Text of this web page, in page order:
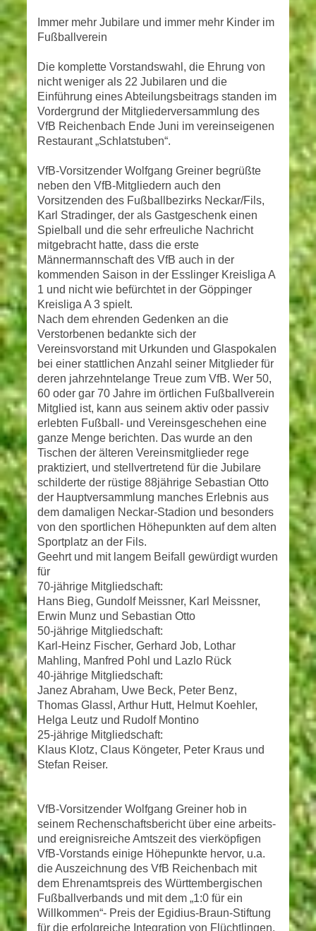
Immer mehr Jubilare und immer mehr Kinder im
Fußballverein
Die komplette Vorstandswahl, die Ehrung von
nicht weniger als 22 Jubilaren und die
Einführung eines Abteilungsbeitrags standen im
Vordergrund der Mitgliederversammlung des
VfB Reichenbach Ende Juni im vereinseigenen
Restaurant „Schlatstuben“.
VfB-Vorsitzender Wolfgang Greiner begrüßte
neben den VfB-Mitgliedern auch den
Vorsitzenden des Fußballbezirks Neckar/Fils,
Karl Stradinger, der als Gastgeschenk einen
Spielball und die sehr erfreuliche Nachricht
mitgebracht hatte, dass die erste
Männermannschaft des VfB auch in der
kommenden Saison in der Esslinger Kreisliga A
1 und nicht wie befürchtet in der Göppinger
Kreisliga A 3 spielt.
Nach dem ehrenden Gedenken an die
Verstorbenen bedankte sich der
Vereinsvorstand mit Urkunden und Glaspokalen
bei einer stattlichen Anzahl seiner Mitglieder für
deren jahrzehntelange Treue zum VfB. Wer 50,
60 oder gar 70 Jahre im örtlichen Fußballverein
Mitglied ist, kann aus seinem aktiv oder passiv
erlebten Fußball- und Vereinsgeschehen eine
ganze Menge berichten. Das wurde an den
Tischen der älteren Vereinsmitglieder rege
praktiziert, und stellvertretend für die Jubilare
schilderte der rüstige 88jährige Sebastian Otto
der Hauptversammlung manches Erlebnis aus
dem damaligen Neckar-Stadion und besonders
von den sportlichen Höhepunkten auf dem alten
Sportplatz an der Fils.
Geehrt und mit langem Beifall gewürdigt wurden
für
70-jährige Mitgliedschaft:
Hans Bieg, Gundolf Meissner, Karl Meissner,
Erwin Munz und Sebastian Otto
50-jährige Mitgliedschaft:
Karl-Heinz Fischer, Gerhard Job, Lothar
Mahling, Manfred Pohl und Lazlo Rück
40-jährige Mitgliedschaft:
Janez Abraham, Uwe Beck, Peter Benz,
Thomas Glassl, Arthur Hutt, Helmut Koehler,
Helga Leutz und Rudolf Montino
25-jährige Mitgliedschaft:
Klaus Klotz, Claus Köngeter, Peter Kraus und
Stefan Reiser.
VfB-Vorsitzender Wolfgang Greiner hob in
seinem Rechenschaftsbericht über eine arbeits-
und ereignisreiche Amtszeit des vierköpfigen
VfB-Vorstands einige Höhepunkte hervor, u.a.
die Auszeichnung des VfB Reichenbach mit
dem Ehrenamtspreis des Württembergischen
Fußballverbands und mit dem „1:0 für ein
Willkommen“- Preis der Egidius-Braun-Stiftung
für die erfolgreiche Integration von Flüchtlingen.